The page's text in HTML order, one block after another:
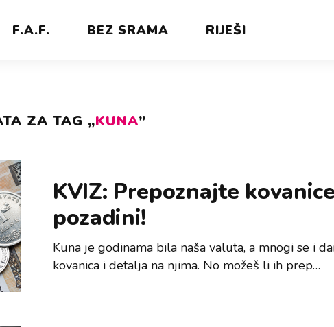
F.A.F. BEZ SRAMA RIJEŠI
ZA TAG „KUNA”
KVIZ: Prepoznajte
pozadini!
Kuna je godinama bila naša valuta, a mnogi se i
kovanica i detalja na njima. No možeš li ih prep…